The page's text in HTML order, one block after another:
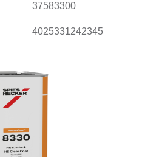
37583300
4025331242345